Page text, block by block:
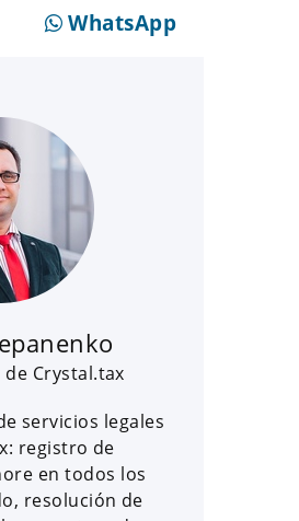
WhatsApp
Crystal.tax
servicios legales
registro de
en todos los
resolución de